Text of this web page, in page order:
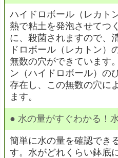
ハイドロボール（レカト
熱で粘土を発泡させてつ
に、殺菌されますので、
ドロボール（レカトン）
無数の穴ができています
ン（ハイドロボール）の
存在し、この無数の穴に
ます。
● 水の量がすぐわかる！
簡単に水の量を確認でき
す。水がどれくらい鉢底